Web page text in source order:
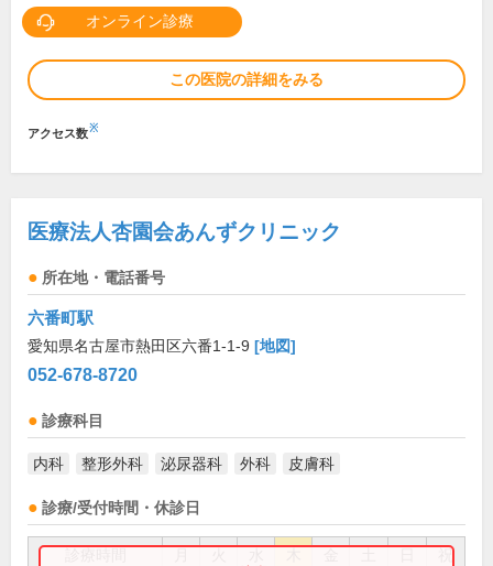
オンライン診療
この医院の詳細をみる
アクセス数※
医療法人杏園会あんずクリニック
所在地・電話番号
六番町駅
愛知県名古屋市熱田区六番1-1-9 [地図]
052-678-8720
診療科目
内科 整形外科 泌尿器科 外科 皮膚科
診療/受付時間・休診日
祝